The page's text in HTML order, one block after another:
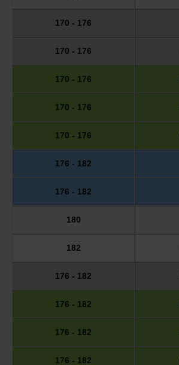
170 - 176
170 - 176
170 - 176
170 - 176
170 - 176
176 - 182
176 - 182
180
182
176 - 182
176 - 182
176 - 182
176 - 182